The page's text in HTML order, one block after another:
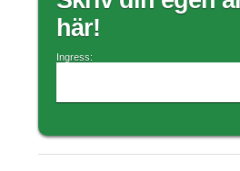
här!
Ingress: